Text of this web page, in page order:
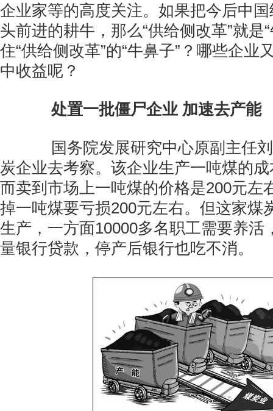
企业家等的高度关注。如果把今后中
头前进的耕牛，那么“供给侧改革”就是
住“供给侧改革”的“牛鼻子”？哪些企业
中收益呢？
处置一批僵尸企业 加速去产能
国务院发展研究中心原副主任刘
炭企业去考察。该企业生产一吨煤的
而卖到市场上一吨煤的价格是200元左
掉一吨煤要亏损200元左右。但这家煤
生产，一方面10000多名职工需要养活
量银行贷款，停产后银行也吃不消。